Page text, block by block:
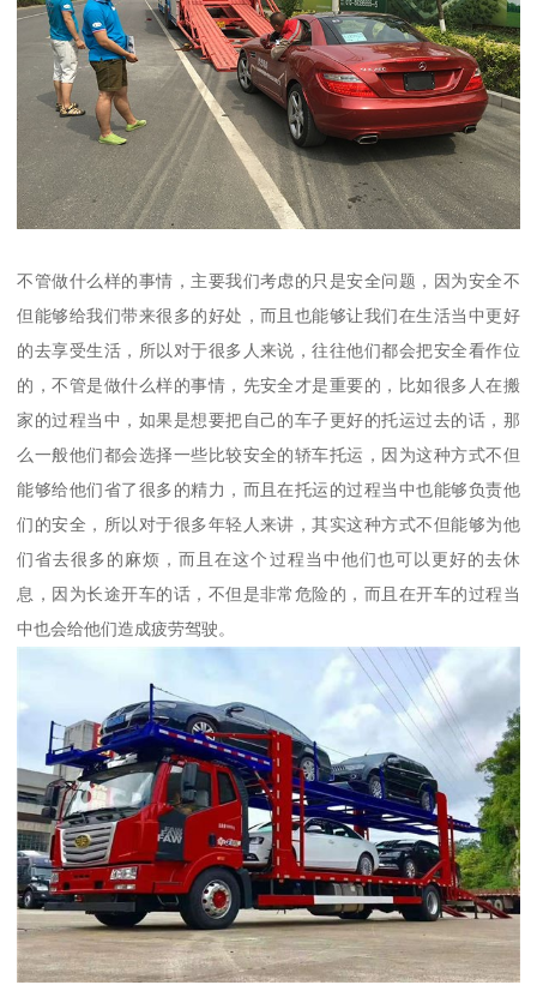
不管做什么样的事情，主要我们考虑的只是安全问题，因为安全不
但能够给我们带来很多的好处，而且也能够让我们在生活当中更好
的去享受生活，所以对于很多人来说，往往他们都会把安全看作位
的，不管是做什么样的事情，先安全才是重要的，比如很多人在搬
家的过程当中，如果是想要把自己的车子更好的托运过去的话，那
么一般他们都会选择一些比较安全的轿车托运，因为这种方式不但
能够给他们省了很多的精力，而且在托运的过程当中也能够负责他
们的安全，所以对于很多年轻人来讲，其实这种方式不但能够为他
们省去很多的麻烦，而且在这个过程当中他们也可以更好的去休
息，因为长途开车的话，不但是非常危险的，而且在开车的过程当
中也会给他们造成疲劳驾驶。